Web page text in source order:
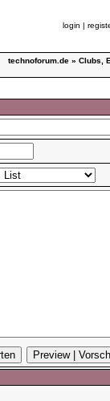
login |
technoforum.de» Clubs,